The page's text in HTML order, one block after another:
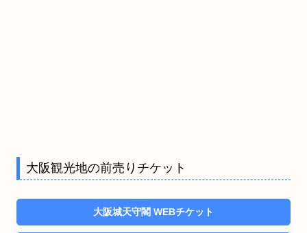
大阪観光地の前売りチケット
大阪城天守閣 WEBチケット